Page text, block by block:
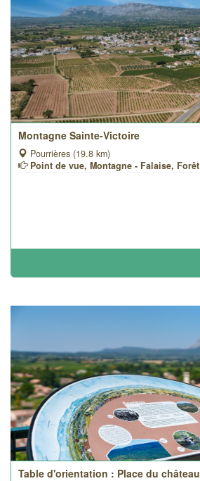
Montagne Sainte-Victoire
Pourrières (19.8 km)
Point de vue, Montagne - Falaise, Forêt
Table d'orientation : Place du château